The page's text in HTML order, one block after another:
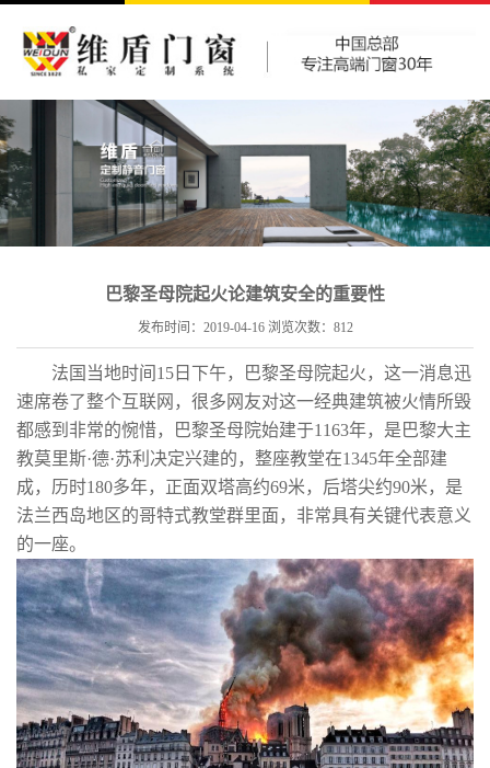
巴黎圣母院起火论建筑安全的重要性
发布时间：2019-04-16 浏览次数： 812
法国当地时间15日下午，巴黎圣母院起火，这一消息迅
速席卷了整个互联网，很多网友对这一经典建筑被火情所毁
都感到非常的惋惜，巴黎圣母院始建于1163年，是巴黎大主
教莫里斯·德·苏利决定兴建的，整座教堂在1345年全部建
成，历时180多年，正面双塔高约69米，后塔尖约90米，是
法兰西岛地区的哥特式教堂群里面，非常具有关键代表意义
的一座。